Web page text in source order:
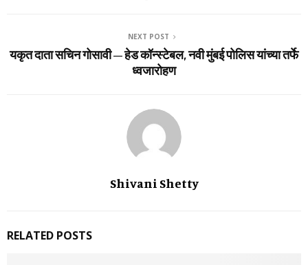
NEXT POST
यकृत दाता सचिन गोसावी – हेड कॉन्स्टेबल, नवी मुंबई पोलिस यांच्या तर्फे
ध्वजारोहण
Shivani Shetty
RELATED POSTS